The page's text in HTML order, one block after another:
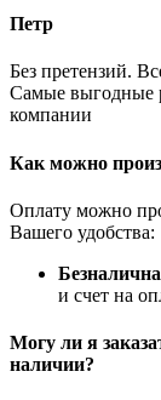
Петр
Без претензий.
Самые выгодные
компании
Как можно
Оплату можно
Вашего удобства:
и счет на
Могу ли я
наличии?